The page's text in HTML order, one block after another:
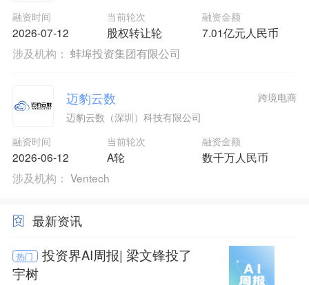
融资时间
2026-07-12
当前轮次
股权转让轮
融资金额
7.01亿元人民币
涉及机构： 蚌埠投资集团有限公司
迈豹云数
迈豹云数（深圳）科技有限公司
融资时间
2026-06-12
当前轮次
A轮
融资金额
数千万人民币
跨境电商
涉及机构： Ventech
最新资讯
热门
投资界AI周报| 梁文锋投了
宇树